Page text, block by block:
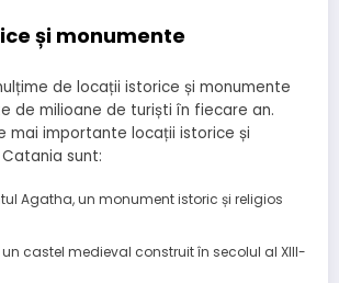
și monumente
de locații istorice și monumente
de milioane de turiști în fiecare an.
mai importante locații istorice și
sunt:
Agatha, un monument istoric și religios
un castel medieval construit în secolul al XIII-